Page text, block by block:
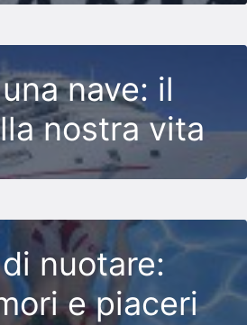
nave: il
nostra vita
nuotare:
e piaceri